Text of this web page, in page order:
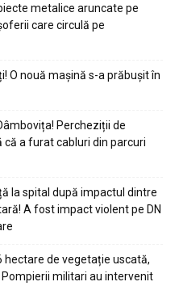
metalice aruncate pe
care circulă pe
O nouă mașină s-a prăbușit în
Percheziții de
a furat cabluri din parcuri
la spital după impactul dintre
A fost impact violent pe DN
hectare de vegetație uscată,
militari au intervenit